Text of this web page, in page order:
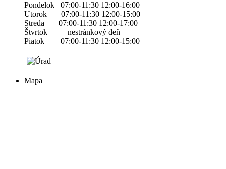
Pondelok 07:00-11:30 12:00-16:00
Utorok 07:00-11:30 12:00-15:00
Streda 07:00-11:30 12:00-17:00
Štvrtok nestránkový deň
Piatok 07:00-11:30 12:00-15:00
Mapa